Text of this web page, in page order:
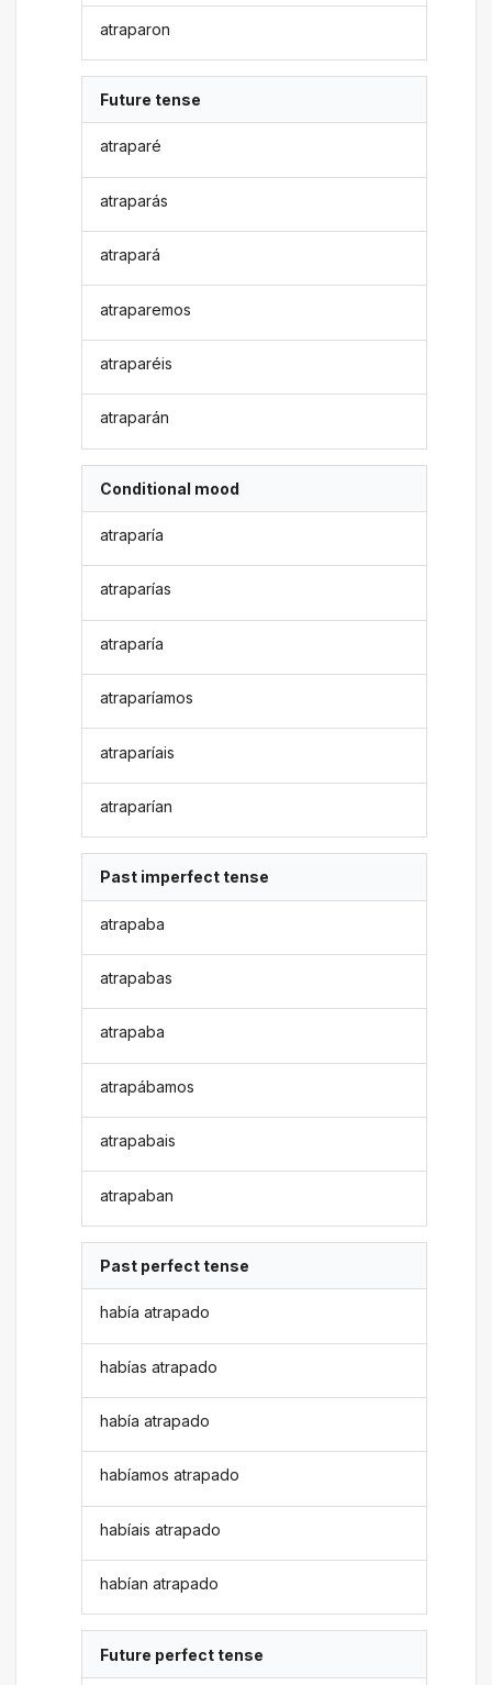
atraparon
Future tense
atraparé
atraparás
atrapará
atraparemos
atraparéis
atraparán
Conditional mood
atraparía
atraparías
atraparía
atraparíamos
atraparíais
atraparían
Past imperfect tense
atrapaba
atrapabas
atrapaba
atrapábamos
atrapabais
atrapaban
Past perfect tense
había atrapado
habías atrapado
había atrapado
habíamos atrapado
habíais atrapado
habían atrapado
Future perfect tense